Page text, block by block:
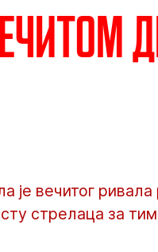
је вечитог ривала
стрелаца за